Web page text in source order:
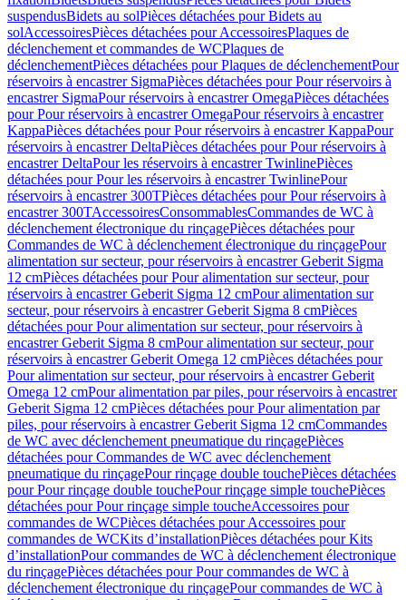
suspendusBidets au solPièces détachées pour Bidets au
solAccessoiresPièces détachées pour AccessoiresPlaques de
déclenchement et commandes de WCPlaques de
déclenchementPièces détachées pour Plaques de déclenchementPour
réservoirs à encastrer SigmaPièces détachées pour Pour réservoirs à
encastrer SigmaPour réservoirs à encastrer OmegaPièces détachées
pour Pour réservoirs à encastrer OmegaPour réservoirs à encastrer
KappaPièces détachées pour Pour réservoirs à encastrer KappaPour
réservoirs à encastrer DeltaPièces détachées pour Pour réservoirs à
encastrer DeltaPour les réservoirs à encastrer TwinlinePièces
détachées pour Pour les réservoirs à encastrer TwinlinePour
réservoirs à encastrer 300TPièces détachées pour Pour réservoirs à
encastrer 300TAccessoiresConsommablesCommandes de WC à
déclenchement électronique du rinçagePièces détachées pour
Commandes de WC à déclenchement électronique du rinçagePour
alimentation sur secteur, pour réservoirs à encastrer Geberit Sigma
12 cmPièces détachées pour Pour alimentation sur secteur, pour
réservoirs à encastrer Geberit Sigma 12 cmPour alimentation sur
secteur, pour réservoirs à encastrer Geberit Sigma 8 cmPièces
détachées pour Pour alimentation sur secteur, pour réservoirs à
encastrer Geberit Sigma 8 cmPour alimentation sur secteur, pour
réservoirs à encastrer Geberit Omega 12 cmPièces détachées pour
Pour alimentation sur secteur, pour réservoirs à encastrer Geberit
Omega 12 cmPour alimentation par piles, pour réservoirs à encastrer
Geberit Sigma 12 cmPièces détachées pour Pour alimentation par
piles, pour réservoirs à encastrer Geberit Sigma 12 cmCommandes
de WC avec déclenchement pneumatique du rinçagePièces
détachées pour Commandes de WC avec déclenchement
pneumatique du rinçagePour rinçage double touchePièces détachées
pour Pour rinçage double touchePour rinçage simple touchePièces
détachées pour Pour rinçage simple toucheAccessoires pour
commandes de WCPièces détachées pour Accessoires pour
commandes de WCKits d’installationPièces détachées pour Kits
d’installationPour commandes de WC à déclenchement électronique
du rinçagePièces détachées pour Pour commandes de WC à
déclenchement électronique du rinçagePour commandes de WC à